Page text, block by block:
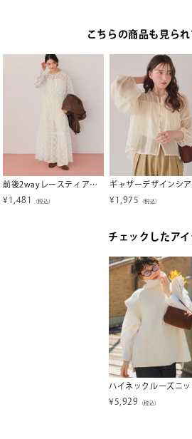
こちらの商品も見ら
前後2wayレースティアードワンピース
¥ 1,481 （税込） ¥ 1,975 （税込）
チェックしたアイ
¥ 5,929 （税込）